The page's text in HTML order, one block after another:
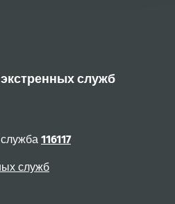
служб
116117
служб